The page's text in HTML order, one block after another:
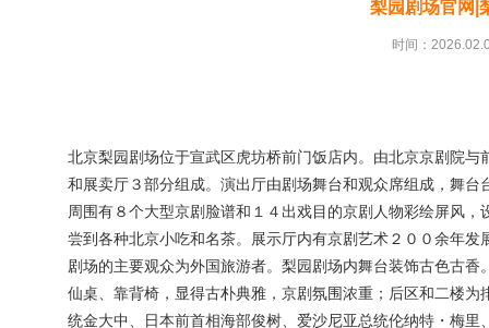
梨园剧场官网|
时间：
北京梨园剧场位于宣武区虎坊桥前门饭店内。由北京京剧院
和展卖厅３部分组成。演出厅由剧场舞台和观众席组成，舞
周围有８个大型京剧脸谱和１４出戏目的京剧人物彩绘屏风
尝到各种北京小吃和名茶。展示厅内有京剧艺术２００余年
剧场的主要观众为外国旅游者。梨园剧场内舞台装饰古色古
仙桌、靠背椅，显得古朴典雅，京剧氛围浓重；后区和二楼
统金大中、日本前首相海部俊树、爱沙尼亚总统伦纳特・梅